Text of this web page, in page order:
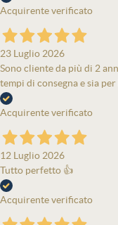
Acquirente verificato
23 Luglio 2026
Sono cliente da più di 2
tempi di consegna e sia
Acquirente verificato
12 Luglio 2026
Tutto perfetto 👍
Acquirente verificato